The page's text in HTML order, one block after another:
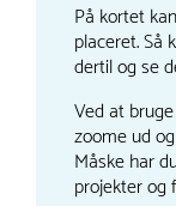
På kortet
placeret. Så
dertil og se
Ved at
zoome ud
Måske har
projekter og